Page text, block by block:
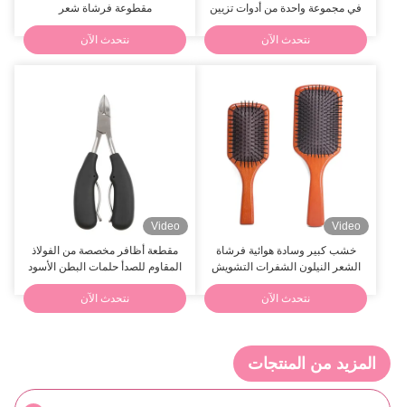
في مجموعة واحدة من أدوات تزيين
الأظافر
نتحدث الآن
مقطوعة فرشاة شعر
نتحدث الآن
Video
خشب كبير وسادة هوائية فرشاة
الشعر النيلون الشفرات التشويش
الدراجة المخصصة الشعار
نتحدث الآن
Video
مقطعة أظافر مخصصة من الفولاذ
المقاوم للصدأ حلمات البطن الأسود
نتحدث الآن
المزيد من المنتجات